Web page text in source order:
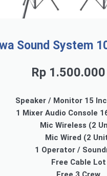
Sound System
Rp 1.500.000
Speaker / Monitor 15
1 Mixer Audio Console
Mic Wireless (2
Mic Wired (2
1 Operator /
Free Cable Lot